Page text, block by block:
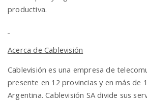
productiva.
Acerca de Cablevisión
Cablevisión es una empresa de
presente en 12 provincias y en más de
Argentina. Cablevisión SA divide sus